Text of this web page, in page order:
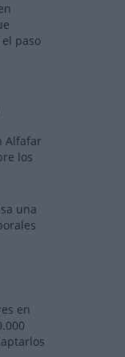
paso
Alfafar
los
una
en